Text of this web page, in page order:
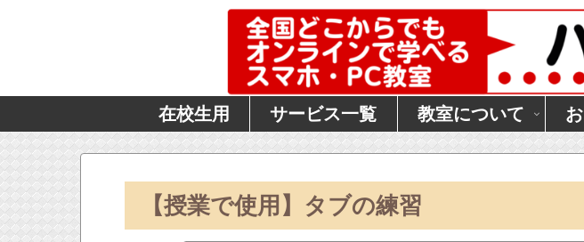
在校生用 サービス一覧 教室について
【授業で使用】タブの練習